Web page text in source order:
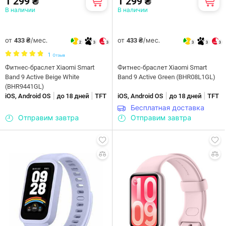
В наличии
от 433 ₴/мес. 2 3 3
1 Отзыв
Фитнес-браслет Xiaomi Smart
Band 9 Active Beige White
(BHR9441GL)
iOS, Android OS
до 18 дней TFT
Отправим завтра
В наличии
от 433 ₴/мес. 3 3 3
Фитнес-браслет Xiaomi Smart
Band 9 Active Green (BHR08L1GL)
iOS, Android OS до 18 дней TFT
Бесплатная доставка
Отправим завтра